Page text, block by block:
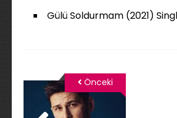
Gülü Soldurmam (2021)
Önceki